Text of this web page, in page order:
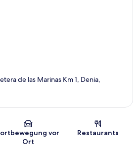
de las Marinas Km 1, Denia,
vor
Ort
Restaurants